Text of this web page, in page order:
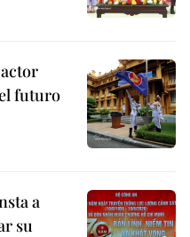
futuro
a
su